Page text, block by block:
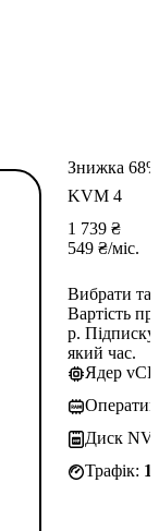
Знижка 68%
KVM 4
1 739 ₴
549 ₴/міс.
Вибрати
Вартість
р.
який час.
Ядер
Диск
Трафік: